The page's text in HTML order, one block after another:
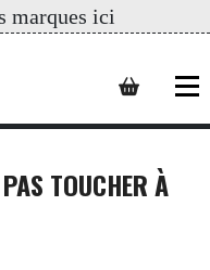
marques ici
TOUCHER À